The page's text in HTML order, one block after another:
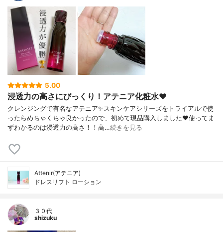
5.00
浸透力の高さにびっくり！アテニア化粧水❤️
クレンジングで有名なアテニア✨スキンケアシリーズをトライアルで使
ったらめちゃくちゃ良かったので、初めて現品購入しました❤️使ってま
ずわかるのは浸透力の高さ！！高…続きを見る
Attenir(アテニア)
ドレスリフト ローション
３０代
shizuku